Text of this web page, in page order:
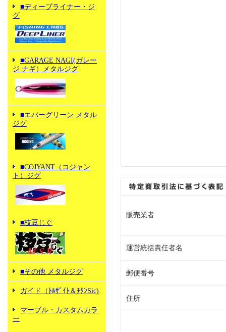
■ディープライナー・ジ
グ
■GARAGE NAGI(ガレー
ジ ナギ）メタルジグ
■エバーグリーン メタル
ジグ
■COJYANT（コジャン
ト）ジグ
■枝豆じぐ
■その他 メタルジグ
ガイド（ﾄﾙｻﾞｲﾄ＆ﾁﾀﾝSic)
マーブル・カスタムカラ
ー
販売業者
運営統括責任者名
郵便番号
住所